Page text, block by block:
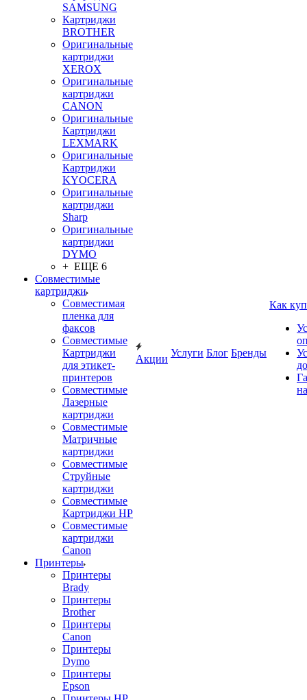
SAMSUNG
Картриджи
BROTHER
Оригинальные
картриджи
XEROX
Оригинальные
картриджи
CANON
Оригинальные
Картриджи
LEXMARK
Оригинальные
Картриджи
KYOCERA
Оригинальные
картриджи
Sharp
Оригинальные
картриджи
DYMO
+ ЕЩЕ 6
Совместимые
картриджи
Совместимая
пленка для
факсов
Совместимые
Картриджи
для этикет-
принтеров
Совместимые
Лазерные
картриджи
Совместимые
Матричные
картриджи
Совместимые
Струйные
картриджи
Совместимые
Картриджи HP
Совместимые
картриджи
Canon
Принтеры
Принтеры
Brady
Принтеры
Brother
Принтеры
Canon
Принтеры
Dymo
Принтеры
Epson
Акции
Услуги Блог Бренды
Как